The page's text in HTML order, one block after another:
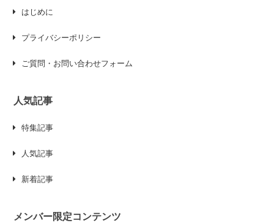
はじめに
プライバシーポリシー
ご質問・お問い合わせフォーム
人気記事
特集記事
人気記事
新着記事
メンバー限定コンテンツ